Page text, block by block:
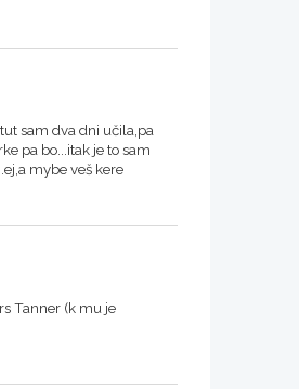
sam dva dni učila,pa
pa bo...itak je to sam
mybe veš kere
Tanner (k mu je